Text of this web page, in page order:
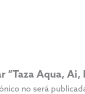
“Taza Aqua, Ai,
no será